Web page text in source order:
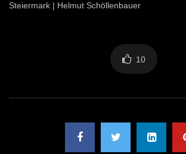
Steiermark | Helmut Schöllenbauer
10